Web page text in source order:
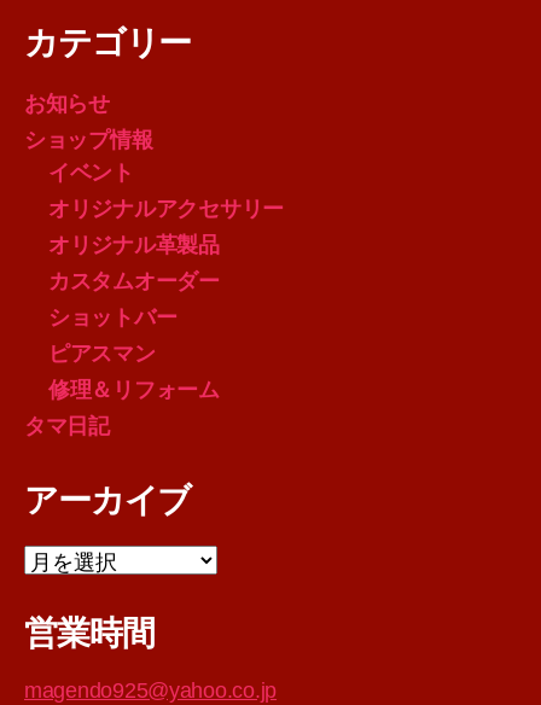
カテゴリー
お知らせ
ショップ情報
イベント
オリジナルアクセサリー
オリジナル革製品
カスタムオーダー
ショットバー
ピアスマン
修理＆リフォーム
タマ日記
アーカイブ
ア
イ
営業時間
magendo925@yahoo.co.jp